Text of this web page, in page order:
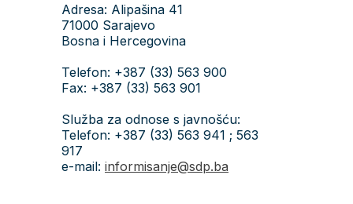
Adresa: Alipašina 41
71000 Sarajevo
Bosna i Hercegovina
Telefon: +387 (33) 563 900
Fax: +387 (33) 563 901
Služba za odnose s javnošću:
Telefon: +387 (33) 563 941 ; 563
917
e-mail: informisanje@sdp.ba